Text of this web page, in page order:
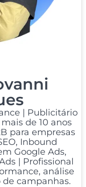
| Publicitário
de 10 anos
para empresas
Inbound
Google Ads,
| Profissional
análise
campanhas.